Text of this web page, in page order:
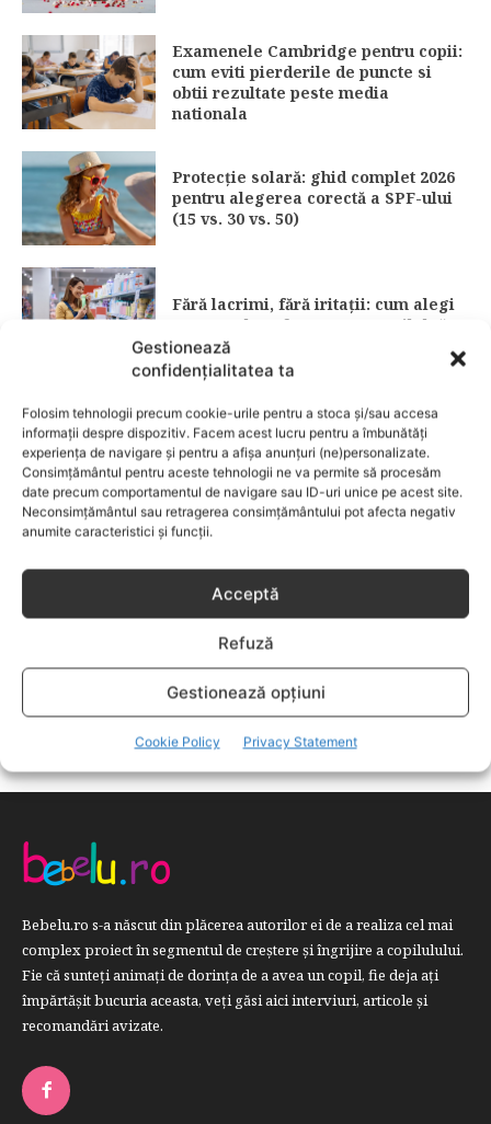
Gestionează
confidențialitatea ta
Folosim tehnologii precum cookie-urile pentru a stoca și/sau accesa
informații despre dispozitiv. Facem acest lucru pentru a îmbunătăți
experiența de navigare și pentru a afișa anunțuri (ne)personalizate.
Consimțământul pentru aceste tehnologii ne va permite să procesăm
date precum comportamentul de navigare sau ID-uri unice pe acest site.
Neconsimțământul sau retragerea consimțământului pot afecta negativ
anumite caracteristici și funcții.
Acceptă
Refuză
Gestionează opțiuni
Cookie Policy Privacy Statement
Examenele Cambridge pentru copii:
cum eviti pierderile de puncte si
obtii rezultate peste media
nationala
Protecție solară: ghid complet 2026
pentru alegerea corectă a SPF-ului
(15 vs. 30 vs. 50)
Fără lacrimi, fără iritații: cum alegi
șamponul perfect pentru copilul tău
CATEGORII POPULARE
EVENIMENTE
741
LIFESTYLE
COPII
634
FAMILIA
582
DEZVOLTAREA COPILULUI
COMPORTAMENT
294
Bebelu.ro s-a născut din plăcerea autorilor ei de a realiza cel mai
complex proiect în segmentul de creştere şi îngrijire a copilulului.
Fie că sunteţi animaţi de dorinţa de a avea un copil, fie deja aţi
împărtăşit bucuria aceasta, veți găsi aici interviuri, articole şi
recomandări avizate.